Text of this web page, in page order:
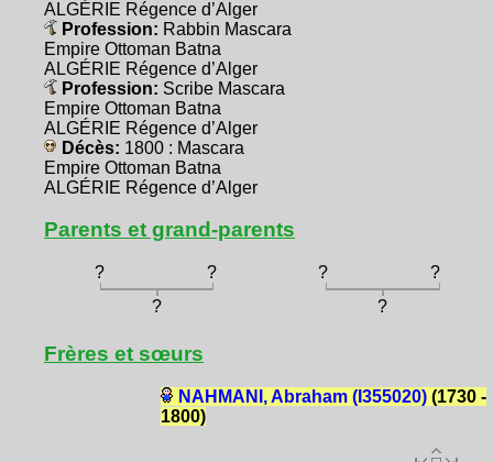
ALGÉRIE Régence d’Alger
Profession: Rabbin Mascara
Empire Ottoman Batna
ALGÉRIE Régence d’Alger
Profession: Scribe Mascara
Empire Ottoman Batna
ALGÉRIE Régence d’Alger
Décès: 1800 : Mascara
Empire Ottoman Batna
ALGÉRIE Régence d’Alger
Parents et grand-parents
? ? ?
?
?
?
Frères et sœurs
NAHMANI, Abraham (I355020)(1730 -
1800)